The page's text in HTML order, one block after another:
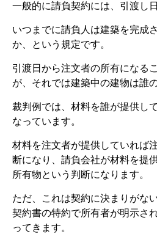
一般的に請負契約には、引渡し
いつまでに請負人は建築を完成
か、という規定です。
引渡日から注文者の所有になる
が、それでは建築中の建物は誰
裁判例では、材料を誰が提供し
なっています。
材料を注文者が提供していれば
断になり、請負会社が材料を提
所有物という判断になります。
ただ、これは契約に決まりがな
契約書の特約で所有者が明示さ
ってきます。